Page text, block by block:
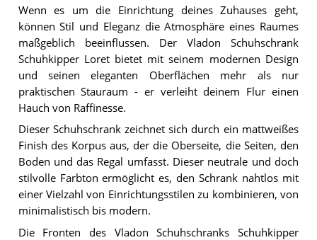
Wenn es um die Einrichtung deines Zuhauses geht,
können Stil und Eleganz die Atmosphäre eines Raumes
maßgeblich beeinflussen. Der Vladon Schuhschrank
Schuhkipper Loret bietet mit seinem modernen Design
und seinen eleganten Oberflächen mehr als nur
praktischen Stauraum - er verleiht deinem Flur einen
Hauch von Raffinesse.
Dieser Schuhschrank zeichnet sich durch ein mattweißes
Finish des Korpus aus, der die Oberseite, die Seiten, den
Boden und das Regal umfasst. Dieser neutrale und doch
stilvolle Farbton ermöglicht es, den Schrank nahtlos mit
einer Vielzahl von Einrichtungsstilen zu kombinieren, von
minimalistisch bis modern.
Die Fronten des Vladon Schuhschranks Schuhkipper